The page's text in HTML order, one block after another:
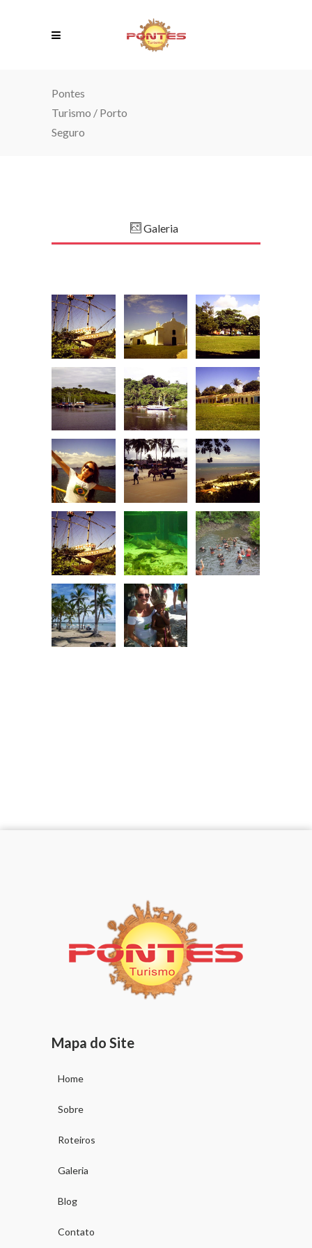
Pontes
Turismo / Porto
Seguro
Galeria
Mapa do Site
Home
Sobre
Roteiros
Galeria
Blog
Contato